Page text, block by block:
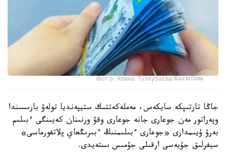
Фото: Алина Тулеубаева/Kazinform
جاڭا تارتىپكە سايكەس، مەملەكەتتىك ستيپەنديا تولەۋ بارىسىندا
وپەراتور مەن جوعارى جانە جوعارى وقۋ ورنىنان كەيىنگى ءبىلىم
بەرۋ ۇيىمدارى «جوعارى ءبىلىمنىڭ ءبىرىڭعاي پلاتفورماسى»
سيفرلىق جۇيەسى ارقىلى جۇمىس ىستەيدى.